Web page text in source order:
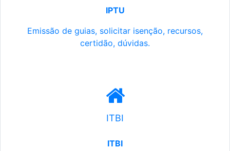
IPTU
Emissão de guias, solicitar isenção, recursos,
certidão, dúvidas.
ITBI
ITBI